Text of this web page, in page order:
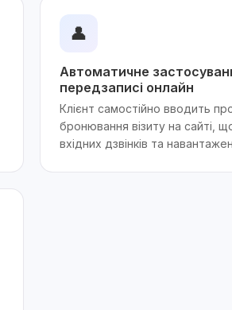
👤
Автоматичне
передзаписі онлайн
Клієнт самостійно вводить
бронювання візиту на сайті,
вхідних дзвінків та